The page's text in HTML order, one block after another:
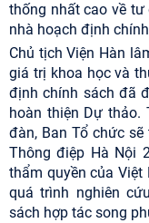
thống nhất cao về
nhà hoạch định
Chủ tịch Viện Hàn
giá trị khoa học và
định chính sách đã
hoàn thiện Dự thảo.
đàn, Ban Tổ chức
Thông điệp Hà Nội
thẩm quyền của Việt
quá trình nghiên
sách hợp tác song